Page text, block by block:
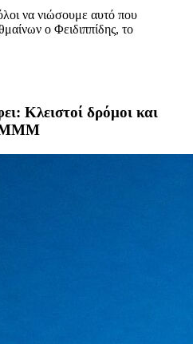
να νιώσουμε αυτό που
ο Φειδιππίδης, το
Κλειστοί δρόμοι και
ΜΜΜ